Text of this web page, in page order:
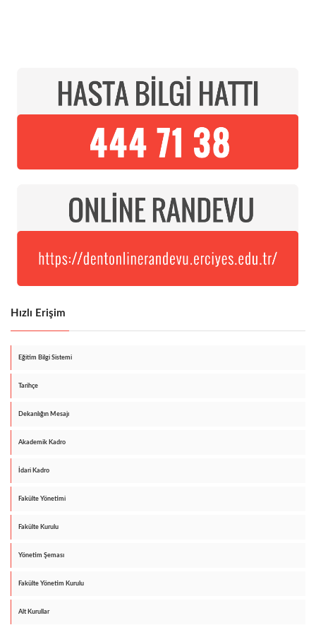
Hızlı Erişim
Eğitim Bilgi Sistemi
Tarihçe
Dekanlığın Mesajı
Akademik Kadro
İdari Kadro
Fakülte Yönetimi
Fakülte Kurulu
Yönetim Şeması
Fakülte Yönetim Kurulu
Alt Kurullar